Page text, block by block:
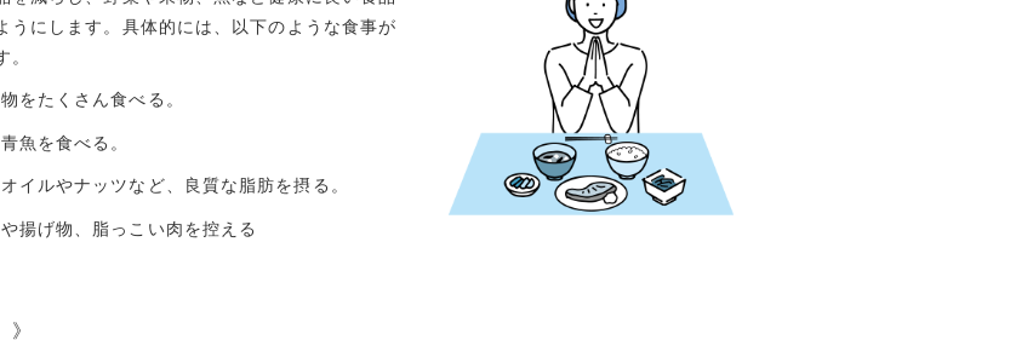
うにします。具体的には、以下のような食事が
。
をたくさん食べる。
魚を食べる。
イルやナッツなど、良質な脂肪を摂る。
揚げ物、脂っこい肉を控える